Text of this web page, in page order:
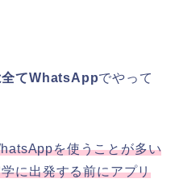
全てWhatsAppでやって
を使うことが多い
に出発する前にアプリ